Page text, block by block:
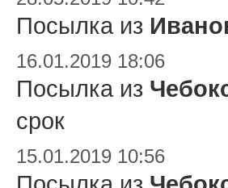
Посылка из
16.01.2019 18:06
Посылка из
срок
15.01.2019 10:56